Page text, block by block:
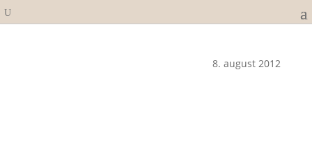
8. august 2012